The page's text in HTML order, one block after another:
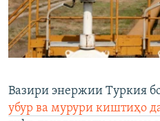
Вазири энержии Туркия
убур ва мурури киштиҳо